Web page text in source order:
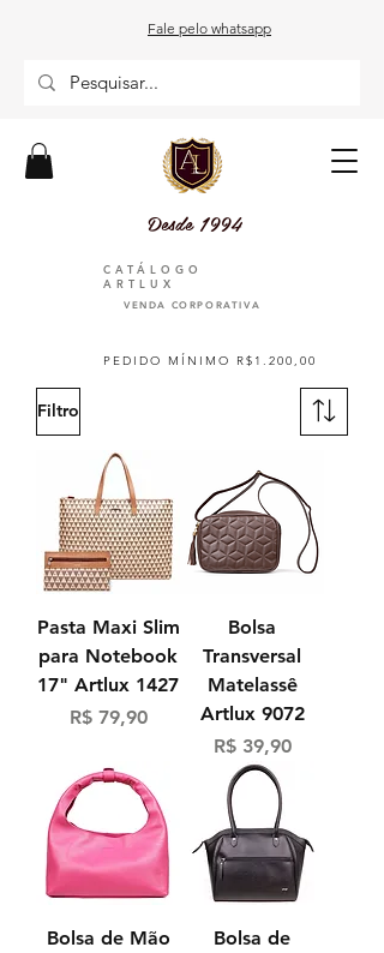
Fale pelo whatsapp
Desde 1994
PEDIDO MÍNIMO R$1.200,00
CATÁLOGO
ARTLUX
VENDA CORPORATIVA
Filtro
Pasta Maxi Slim
para Notebook
17" Artlux 1427
Preço
R$ 79,90
Bolsa
Transversal
Matelassê
Artlux 9072
Preço
R$ 39,90
Bolsa de Mão
Bolsa de